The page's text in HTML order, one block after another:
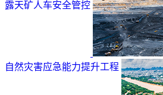
露天矿人车安全管控
自然灾害应急能力提升工程